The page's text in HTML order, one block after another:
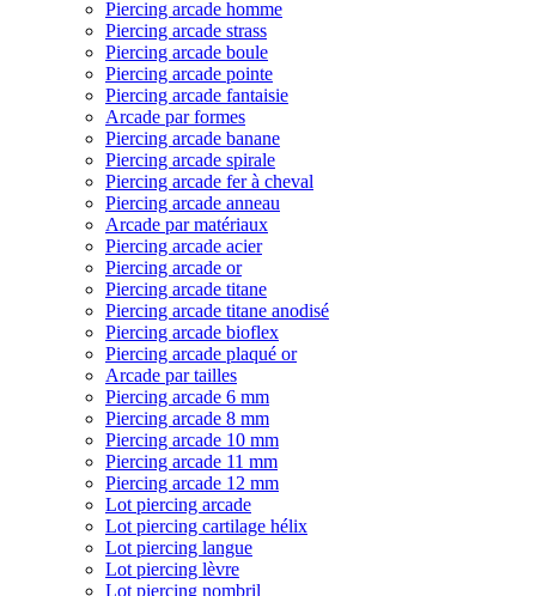
Piercing arcade homme
Piercing arcade strass
Piercing arcade boule
Piercing arcade pointe
Piercing arcade fantaisie
Arcade par formes
Piercing arcade banane
Piercing arcade spirale
Piercing arcade fer à cheval
Piercing arcade anneau
Arcade par matériaux
Piercing arcade acier
Piercing arcade or
Piercing arcade titane
Piercing arcade titane anodisé
Piercing arcade bioflex
Piercing arcade plaqué or
Arcade par tailles
Piercing arcade 6 mm
Piercing arcade 8 mm
Piercing arcade 10 mm
Piercing arcade 11 mm
Piercing arcade 12 mm
Lot piercing arcade
Lot piercing cartilage hélix
Lot piercing langue
Lot piercing lèvre
Lot piercing nombril